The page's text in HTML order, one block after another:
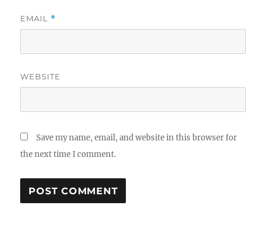
EMAIL *
WEBSITE
Save my name, email, and website in this browser for
the next time I comment.